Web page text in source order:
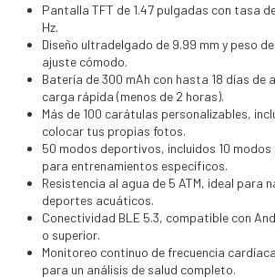
Pantalla TFT de 1.47 pulgadas con tasa
Hz.
Diseño ultradelgado de 9.99 mm y peso
ajuste cómodo.
Batería de 300 mAh con hasta 18 días de
carga rápida (menos de 2 horas).
Más de 100 carátulas personalizables,
colocar tus propias fotos.
50 modos deportivos, incluidos 10 modos
para entrenamientos específicos.
Resistencia al agua de 5 ATM, ideal para
deportes acuáticos.
Conectividad BLE 5.3, compatible con
o superior.
Monitoreo continuo de frecuencia
para un análisis de salud completo.